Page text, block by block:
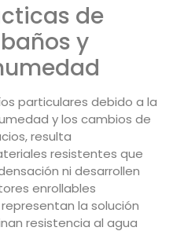
de
y
particulares debido a la
y los cambios de
resulta
resistentes que
ni desarrollen
enrollables
la solución
resistencia al agua